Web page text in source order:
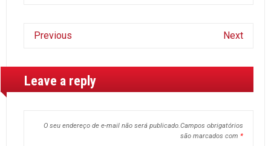
Previous Next
Leave a reply
O seu endereço de e-mail não será publicado.Campos obrigatórios
são marcados com *